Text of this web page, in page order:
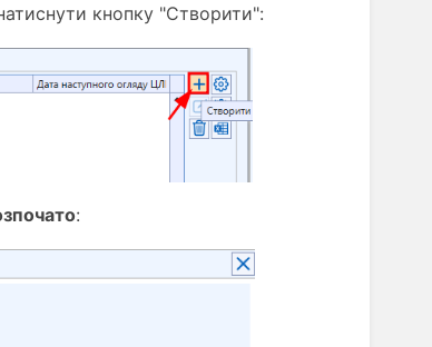
кнопку "Створити":
: